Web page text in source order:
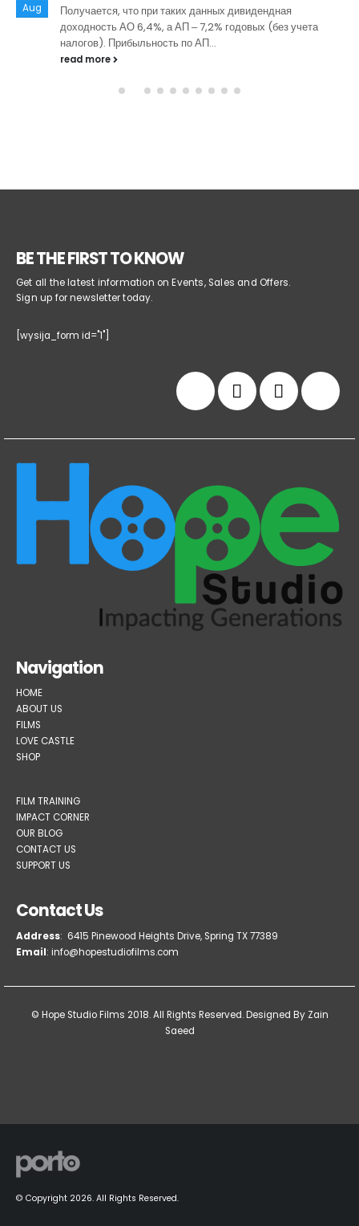
Aug
Получается, что при таких данных дивидендная
доходность АО 6,4%, а АП ‒ 7,2% годовых (без учета
налогов). Прибыльность по АП...
read more
BE THE FIRST TO KNOW
Get all the latest information on Events, Sales and Offers.
Sign up for newsletter today.
[wysija_form id="1"]
Navigation
HOME
ABOUT US
FILMS
LOVE CASTLE
SHOP
FILM TRAINING
IMPACT CORNER
OUR BLOG
CONTACT US
SUPPORT US
Contact Us
Address: 6415 Pinewood Heights Drive, Spring TX 77389
Email: info@hopestudiofilms.com
© Hope Studio Films 2018. All Rights Reserved.Designed By Zain
Saeed
© Copyright 2026. All Rights Reserved.